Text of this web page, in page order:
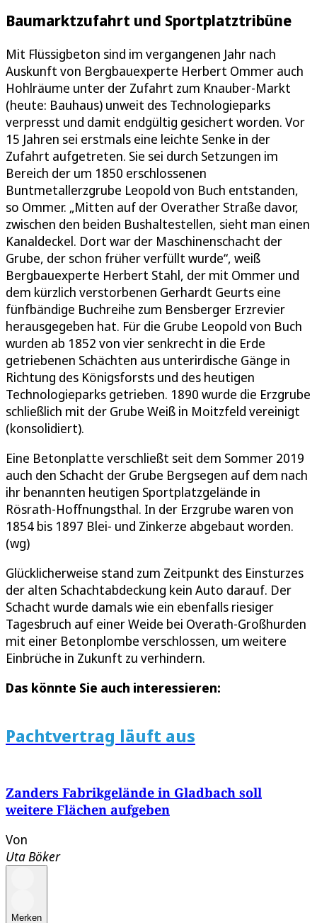
Baumarktzufahrt und Sportplatztribüne
Mit Flüssigbeton sind im vergangenen Jahr nach
Auskunft von Bergbauexperte Herbert Ommer auch
Hohlräume unter der Zufahrt zum Knauber-Markt
(heute: Bauhaus) unweit des Technologieparks
verpresst und damit endgültig gesichert worden. Vor
15 Jahren sei erstmals eine leichte Senke in der
Zufahrt aufgetreten. Sie sei durch Setzungen im
Bereich der um 1850 erschlossenen
Buntmetallerzgrube Leopold von Buch entstanden,
so Ommer. „Mitten auf der Overather Straße davor,
zwischen den beiden Bushaltestellen, sieht man einen
Kanaldeckel. Dort war der Maschinenschacht der
Grube, der schon früher verfüllt wurde“, weiß
Bergbauexperte Herbert Stahl, der mit Ommer und
dem kürzlich verstorbenen Gerhardt Geurts eine
fünfbändige Buchreihe zum Bensberger Erzrevier
herausgegeben hat. Für die Grube Leopold von Buch
wurden ab 1852 von vier senkrecht in die Erde
getriebenen Schächten aus unterirdische Gänge in
Richtung des Königsforsts und des heutigen
Technologieparks getrieben. 1890 wurde die Erzgrube
schließlich mit der Grube Weiß in Moitzfeld vereinigt
(konsolidiert).
Eine Betonplatte verschließt seit dem Sommer 2019
auch den Schacht der Grube Bergsegen auf dem nach
ihr benannten heutigen Sportplatzgelände in
Rösrath-Hoffnungsthal. In der Erzgrube waren von
1854 bis 1897 Blei- und Zinkerze abgebaut worden.
(wg)
Glücklicherweise stand zum Zeitpunkt des Einsturzes
der alten Schachtabdeckung kein Auto darauf. Der
Schacht wurde damals wie ein ebenfalls riesiger
Tagesbruch auf einer Weide bei Overath-Großhurden
mit einer Betonplombe verschlossen, um weitere
Einbrüche in Zukunft zu verhindern.
Das könnte Sie auch interessieren:
Pachtvertrag läuft aus
Zanders Fabrikgelände in Gladbach soll
weitere Flächen aufgeben
Von
Uta Böker
Merken